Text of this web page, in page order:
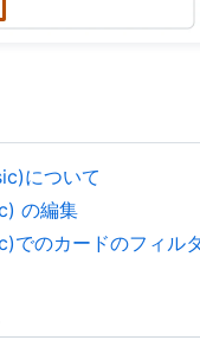
について
の編集
でのカードのフィル